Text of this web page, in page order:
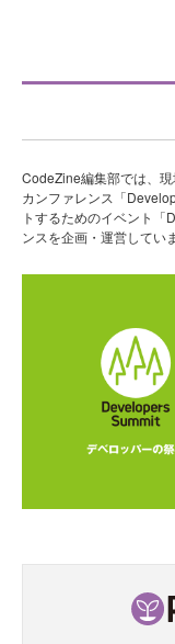
CodeZine編集部では、
カンファレンス「
トするためのイベント
ンスを企画・運営していま